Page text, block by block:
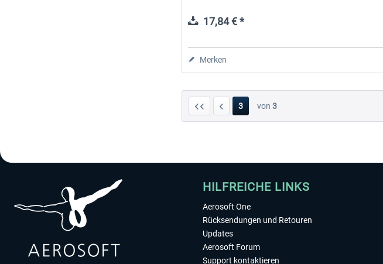
17,84 € *
Merken
3 von 3
HILFREICHE LINKS
Aerosoft One
Rücksendungen und Retouren
Updates
Aerosoft Forum
Support kontaktieren